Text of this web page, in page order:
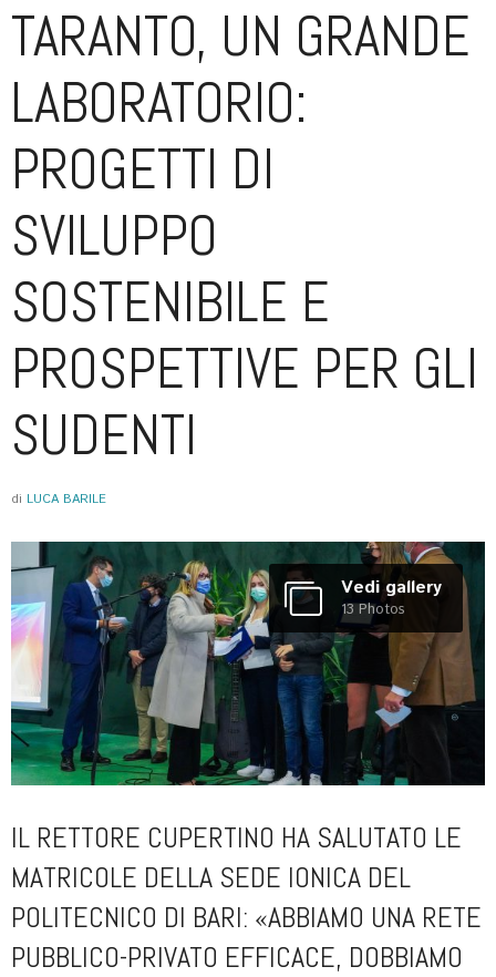
TARANTO, UN GRANDE
LABORATORIO:
PROGETTI DI
SVILUPPO
SOSTENIBILE E
PROSPETTIVE PER GLI
SUDENTI
di LUCA BARILE
Vedi gallery
13 Photos
IL RETTORE CUPERTINO HA SALUTATO LE
MATRICOLE DELLA SEDE IONICA DEL
POLITECNICO DI BARI: «ABBIAMO UNA RETE
PUBBLICO-PRIVATO EFFICACE, DOBBIAMO